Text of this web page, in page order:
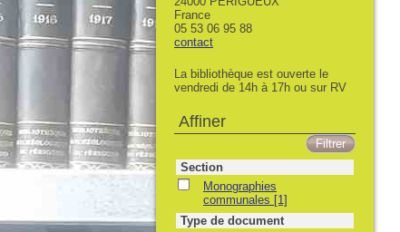
France
05 53 06 95 88
contact
La bibliothèque est ouverte le
vendredi de 14h à 17h ou sur RV
Affiner
Section
Monographies
communales [1]
Type de document